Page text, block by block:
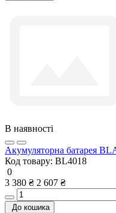
В наявності
Акумуляторна батарея
Код товару: BL4018
0
3 380 ₴ 2 607 ₴
До кошика